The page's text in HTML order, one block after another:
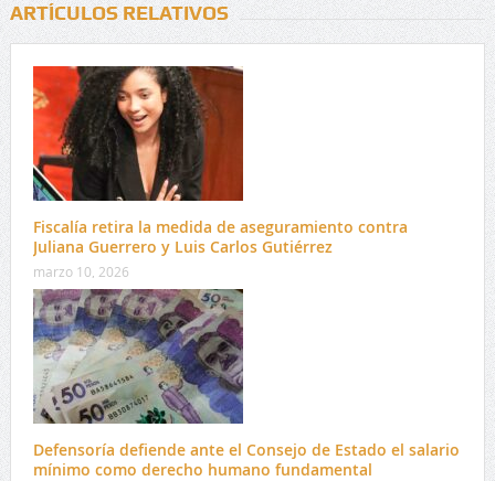
ARTÍCULOS RELATIVOS
Fiscalía retira la medida de aseguramiento contra
Juliana Guerrero y Luis Carlos Gutiérrez
marzo 10, 2026
Defensoría defiende ante el Consejo de Estado el salario
mínimo como derecho humano fundamental